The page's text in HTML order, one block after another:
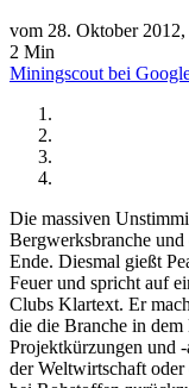
vom 28. Oktober
2 Min
Miningscout bei
Die massiven
Bergwerksbranche
Ende. Diesmal gießt
Feuer und spricht auf
Clubs Klartext. Er
die die Branche in
Projektkürzungen und
der Weltwirtschaft oder